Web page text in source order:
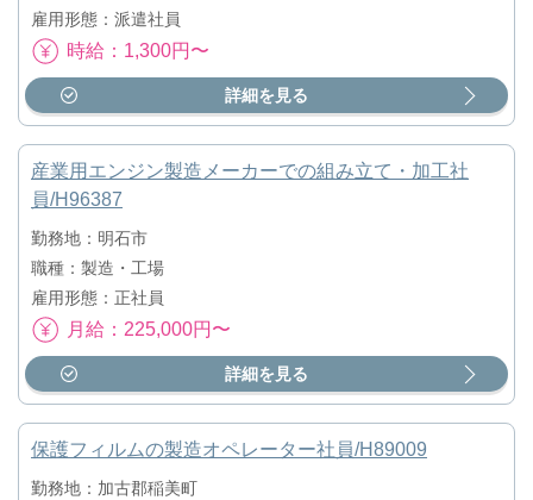
雇用形態：派遣社員
時給：1,300円〜
詳細を見る
産業用エンジン製造メーカーでの組み立て・加工社
員/H96387
勤務地：明石市
職種：製造・工場
雇用形態：正社員
月給：225,000円〜
詳細を見る
保護フィルムの製造オペレーター社員/H89009
勤務地：加古郡稲美町